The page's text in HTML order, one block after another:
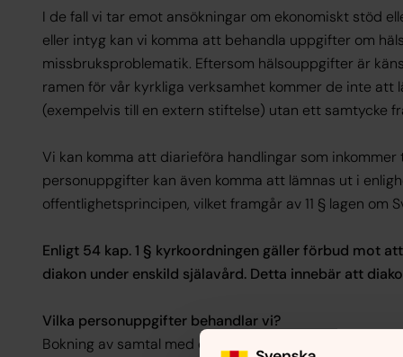
I de fall vi tar emot ansökningar om ekonomiskt stöd
eller intyg kan vi komma att behandla uppgifter om
missbruksproblematik. Eftersom hälsouppgifter är
ramen för vår kyrkliga verksamhet kommer de inte
(exempelvis till en extern stiftelse) utan ett samtycke
Vi kan komma att diarieföra handlingar som inkommer
personuppgifter kan även komma att lämnas ut i
offentlighetsprincipen, vilket framgår av 11 § lagen om
Enligt 54 kap. 1 § kyrkoordningen gäller förbud mot
diakon under enskild själavård. Detta innebär att
Vilka personuppgifter behandlar vi?
Bokning av samtal med diakon sker oftast via telefon